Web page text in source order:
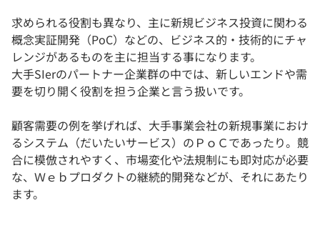
求められる役割も異なり、主に新規ビジネス投資に関わる
概念実証開発（PoC）などの、ビジネス的・技術的にチャ
レンジがあるものを主に担当する事になります。
大手SIerのパートナー企業群の中では、新しいエンドや需
要を切り開く役割を担う企業と言う扱いです。
顧客需要の例を挙げれば、大手事業会社の新規事業におけ
るシステム（だいたいサービス）のＰｏＣであったり。競
合に模倣されやすく、市場変化や法規制にも即対応が必要
な、Ｗｅｂプロダクトの継続的開発などが、それにあたり
ます。